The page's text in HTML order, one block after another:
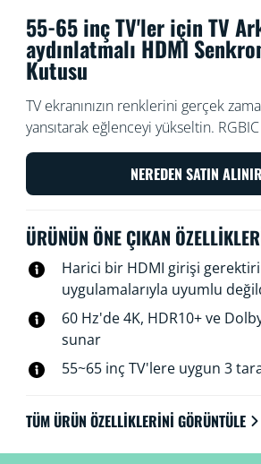
55-65 inç TV'ler için TV
aydınlatmalı HDMI
Kutusu
TV ekranınızın renklerini gerçek
yansıtarak eğlenceyi yükseltin.
müzikler ile senkronize renk ve hız
yapar. HDMI üzerinden basit
eşleştirmesinin keyfini çıkarın. Yayın
edin. Dilediğiniz kadar renkli WiZ
üzerinden bağlayarak tüm oda
NEREDEN SATIN
ÜRÜNÜN ÖNE ÇIKAN
Harici bir HDMI girişi
uygulamalarıyla uyumlu
60 Hz'de 4K, HDR10+ ve
sunar​
55~65 inç TV'lere uygun 3
TÜM ÜRÜN ÖZELLIKLERINI GÖRÜNTÜLE